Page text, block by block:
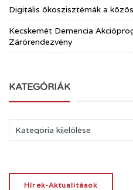
Digitális ökoszisztémák a
Kecskemét Demencia
Zárórendezvény
KATEGÓRIÁK
Hírek-Aktualitások